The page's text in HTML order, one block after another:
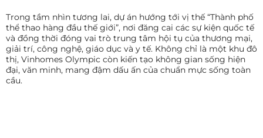
Trong tầm nhìn tương lai, dự án hướng tới vị thế “Thành phố
thể thao hàng đầu thế giới”, nơi đăng cai các sự kiện quốc tế
và đồng thời đóng vai trò trung tâm hội tụ của thương mại,
giải trí, công nghệ, giáo dục và y tế. Không chỉ là một khu đô
thị, Vinhomes Olympic còn kiến tạo không gian sống hiện
đại, văn minh, mang đậm dấu ấn của chuẩn mực sống toàn
cầu.